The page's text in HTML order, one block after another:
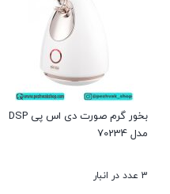
بخور گرم صورت دی اس پی DSP
مدل 70234
3 عدد در انبار